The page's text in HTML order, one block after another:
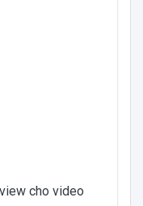
cho video